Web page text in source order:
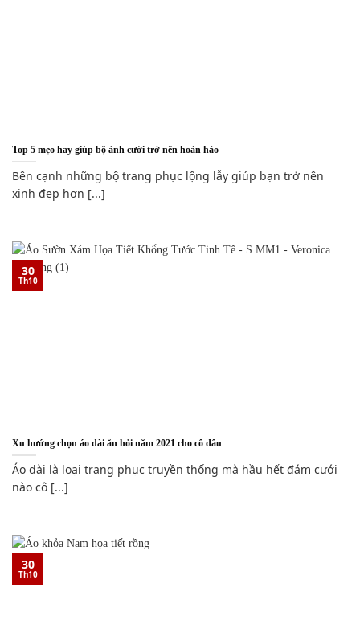
Top 5 mẹo hay giúp bộ ảnh cưới trở nên hoàn hảo
Bên cạnh những bộ trang phục lộng lẫy giúp bạn trở nên
xinh đẹp hơn [...]
Xu hướng chọn áo dài ăn hỏi năm 2021 cho cô dâu
Áo dài là loại trang phục truyền thống mà hầu hết đám cưới
nào cô [...]
30
Th10
30
Th10